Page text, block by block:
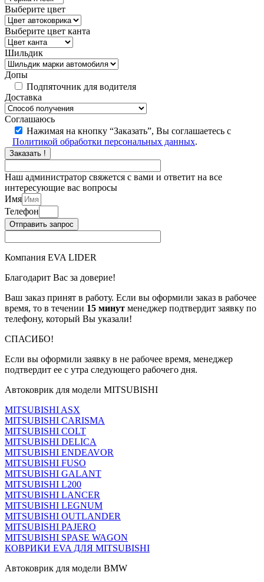
Выберите цвет
Выберите цвет канта
Шильдик
Допы
Подпяточник для водителя
Доставка
Соглашаюсь
Нажимая на кнопку “Заказать”, Вы соглашаетесь с
Политикой обработки персональных данных.
Заказать !
Наш администратор свяжется с вами и ответит на все
интересующие вас вопросы
Имя
Телефон
Отправить запрос
Компания EVA LIDER
Благодарит Вас за доверие!
Ваш заказ принят в работу. Если вы оформили заказ в рабочее
время, то в течении 15 минут менеджер подтвердит заявку по
телефону, который Вы указали!
СПАСИБО!
Если вы оформили заявку в не рабочее время, менеджер
подтвердит ее с утра следующего рабочего дня.
Автоковрик для модели MITSUBISHI
MITSUBISHI ASX
MITSUBISHI CARISMA
MITSUBISHI COLT
MITSUBISHI DELICA
MITSUBISHI ENDEAVOR
MITSUBISHI FUSO
MITSUBISHI GALANT
MITSUBISHI L200
MITSUBISHI LANCER
MITSUBISHI LEGNUM
MITSUBISHI OUTLANDER
MITSUBISHI PAJERO
MITSUBISHI SPASE WAGON
КОВРИКИ EVA ДЛЯ MITSUBISHI
Автоковрик для модели BMW